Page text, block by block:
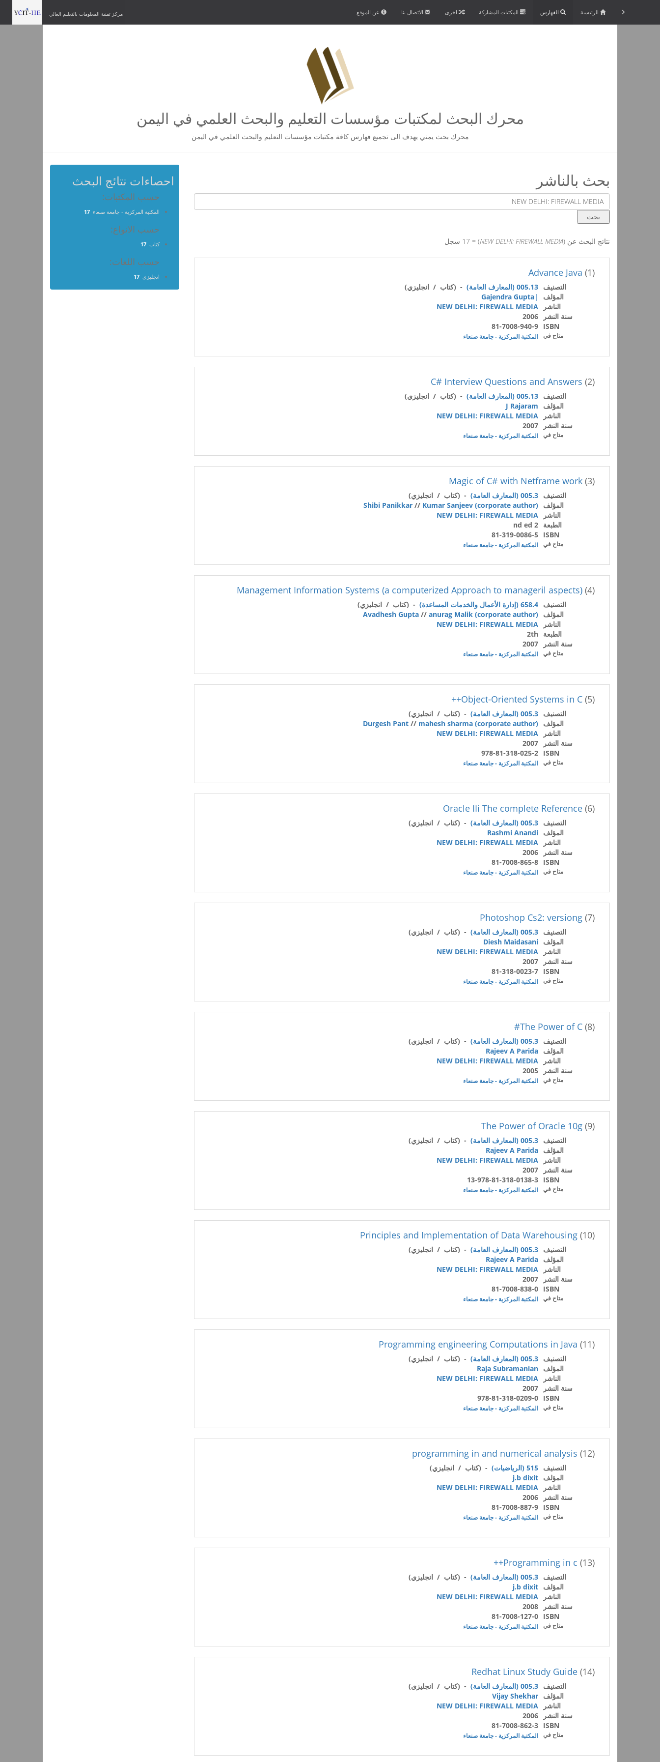
مركز تقنية المعلومات بالتعليم العالي عن الموقع الاتصال بنا اخرى المكتبات المشاركة الفهارس الرئيسية
محرك البحث لمكتبات مؤسسات التعليم والبحث العلمي في اليمن
محرك بحث يمني يهدف الى تجميع فهارس كافة مكتبات مؤسسات التعليم والبحث العلمي في اليمن
بحث بالناشر
نتائج البحث عن (NEW DELHI: FIREWALL MEDIA) = 17 سجل
(1)
Advance Java
التصنيف 005.13 (المعارف العامة)
- (كتاب / انجليزي)
المؤلف
|Gajendra Gupta
الناشر
NEW DELHI: FIREWALL MEDIA
سنة النشر
2006
ISBN
81-7008-940-9
متاح في المكتبة المركزية - جامعة صنعاء
(2)
C# Interview Questions and Answers
التصنيف 005.13 (المعارف العامة)
- (كتاب / انجليزي)
المؤلف
J Rajaram
الناشر
NEW DELHI: FIREWALL MEDIA
سنة النشر
2007
متاح في المكتبة المركزية - جامعة صنعاء
(3)
Magic of C# with Netframe work
التصنيف 005.3 (المعارف العامة)
- (كتاب / انجليزي)
المؤلف
Shibi Panikkar // Kumar Sanjeev (corporate author)
الناشر
NEW DELHI: FIREWALL MEDIA
الطبعة 2 nd ed
ISBN
81-319-0086-5
متاح في المكتبة المركزية - جامعة صنعاء
(4)
Management Information Systems (a computerized Approach to manageril aspects)
التصنيف 658.4 (إدارة الأعمال والخدمات المساعدة)
- (كتاب / انجليزي)
المؤلف
Avadhesh Gupta // anurag Malik (corporate author)
الناشر
NEW DELHI: FIREWALL MEDIA
الطبعة 2th
سنة النشر
2007
متاح في المكتبة المركزية - جامعة صنعاء
(5)
Object-Oriented Systems in C++
التصنيف 005.3 (المعارف العامة)
- (كتاب / انجليزي)
المؤلف
Durgesh Pant // mahesh sharma (corporate author)
الناشر
NEW DELHI: FIREWALL MEDIA
سنة النشر
2007
ISBN
978-81-318-025-2
متاح في المكتبة المركزية - جامعة صنعاء
(6)
Oracle IIi The complete Reference
التصنيف 005.3 (المعارف العامة)
- (كتاب / انجليزي)
المؤلف Rashmi Anandi
الناشر
NEW DELHI: FIREWALL MEDIA
سنة النشر
2006
ISBN
81-7008-865-8
متاح في المكتبة المركزية - جامعة صنعاء
(7)
Photoshop Cs2: versiong
التصنيف 005.3 (المعارف العامة)
- (كتاب / انجليزي)
المؤلف Diesh Maidasani
الناشر
NEW DELHI: FIREWALL MEDIA
سنة النشر
2007
ISBN
81-318-0023-7
متاح في المكتبة المركزية - جامعة صنعاء
(8)
The Power of C#
التصنيف 005.3 (المعارف العامة)
- (كتاب / انجليزي)
المؤلف Rajeev A Parida
الناشر
NEW DELHI: FIREWALL MEDIA
سنة النشر
2005
متاح في المكتبة المركزية - جامعة صنعاء
(9)
The Power of Oracle 10g
التصنيف 005.3 (المعارف العامة)
- (كتاب / انجليزي)
المؤلف Rajeev A Parida
الناشر
NEW DELHI: FIREWALL MEDIA
سنة النشر
2007
ISBN
13-978-81-318-0138-3
متاح في المكتبة المركزية - جامعة صنعاء
(10)
Principles and Implementation of Data Warehousing
التصنيف 005.3 (المعارف العامة)
- (كتاب / انجليزي)
المؤلف Rajeev A Parida
الناشر
NEW DELHI: FIREWALL MEDIA
سنة النشر
2007
ISBN
81-7008-838-0
متاح في المكتبة المركزية - جامعة صنعاء
(11)
Programming engineering Computations in Java
التصنيف 005.3 (المعارف العامة)
- (كتاب / انجليزي)
المؤلف Raja Subramanian
الناشر
NEW DELHI: FIREWALL MEDIA
سنة النشر
2007
ISBN
978-81-318-0209-0
متاح في المكتبة المركزية - جامعة صنعاء
(12)
programming in and numerical analysis
التصنيف 515 (الرياضيات)
- (كتاب / انجليزي)
المؤلف j.b dixit
الناشر
NEW DELHI: FIREWALL MEDIA
سنة النشر
2006
ISBN
81-7008-887-9
متاح في المكتبة المركزية - جامعة صنعاء
(13)
Programming in c++
التصنيف 005.3 (المعارف العامة)
- (كتاب / انجليزي)
المؤلف j.b dixit
الناشر
NEW DELHI: FIREWALL MEDIA
سنة النشر
2008
ISBN
81-7008-127-0
متاح في المكتبة المركزية - جامعة صنعاء
(14)
Redhat Linux Study Guide
التصنيف 005.3 (المعارف العامة)
- (كتاب / انجليزي)
المؤلف Vijay Shekhar
الناشر
NEW DELHI: FIREWALL MEDIA
سنة النشر
2006
ISBN
81-7008-862-3
متاح في المكتبة المركزية - جامعة صنعاء
احصاءات نتائج البحث
حسب المكتبات:
المكتبة المركزية - جامعة صنعاء 17
حسب الانواع:
كتاب 17
حسب اللغات:
انجليزي 17